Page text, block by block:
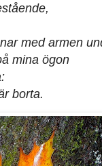
med armen
mina ögon
borta.